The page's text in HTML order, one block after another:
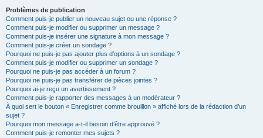
Problèmes de publication
Comment puis-je publier un nouveau sujet ou une réponse ?
Comment puis-je modifier ou supprimer un message ?
Comment puis-je insérer une signature à mon message ?
Comment puis-je créer un sondage ?
Pourquoi ne puis-je pas ajouter plus d’options à un sondage ?
Comment puis-je modifier ou supprimer un sondage ?
Pourquoi ne puis-je pas accéder à un forum ?
Pourquoi ne puis-je pas transférer de pièces jointes ?
Pourquoi ai-je reçu un avertissement ?
Comment puis-je rapporter des messages à un modérateur ?
À quoi sert le bouton « Enregistrer comme brouillon » affiché lors de la rédaction d’un
sujet ?
Pourquoi mon message a-t-il besoin d’être approuvé ?
Comment puis-je remonter mes sujets ?